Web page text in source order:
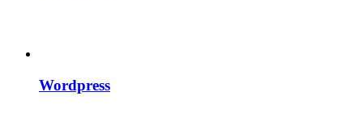
Wordpress